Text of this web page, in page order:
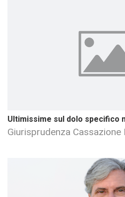
Ultimissime sul dolo specifico
Giurisprudenza Cassazione